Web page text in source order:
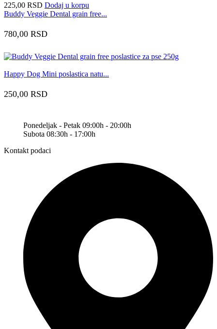
225,00 RSD Dodaj u korpu
Buddy Veggie Dental grain free...
780,00 RSD
Happy Dog Mini poslastica natu...
250,00 RSD
Ponedeljak - Petak 09:00h - 20:00h
Subota 08:30h - 17:00h
Kontakt podaci